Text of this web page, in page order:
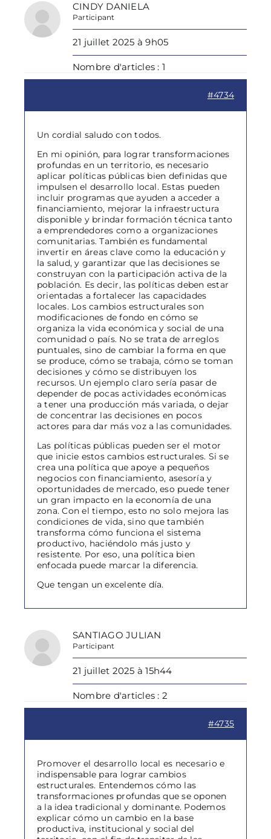
CINDY DANIELA
Participant
21 juillet 2025 à 9h05
Nombre d'articles : 1
#4734
Un cordial saludo con todos.
En mi opinión, para lograr transformaciones
profundas en un territorio, es necesario
aplicar políticas públicas bien definidas que
impulsen el desarrollo local. Estas pueden
incluir programas que ayuden a acceder a
financiamiento, mejorar la infraestructura
disponible y brindar formación técnica tanto
a emprendedores como a organizaciones
comunitarias. También es fundamental
invertir en áreas clave como la educación y
la salud, y garantizar que las decisiones se
construyan con la participación activa de la
población. Es decir, las políticas deben estar
orientadas a fortalecer las capacidades
locales. Los cambios estructurales son
modificaciones de fondo en cómo se
organiza la vida económica y social de una
comunidad o país. No se trata de arreglos
puntuales, sino de cambiar la forma en que
se produce, cómo se trabaja, cómo se toman
decisiones y cómo se distribuyen los
recursos. Un ejemplo claro sería pasar de
depender de pocas actividades económicas
a tener una producción más variada, o dejar
de concentrar las decisiones en pocos
actores para dar más voz a las comunidades.
Las políticas públicas pueden ser el motor
que inicie estos cambios estructurales. Si se
crea una política que apoye a pequeños
negocios con financiamiento, asesoría y
oportunidades de mercado, eso puede tener
un gran impacto en la economía de una
zona. Con el tiempo, esto no solo mejora las
condiciones de vida, sino que también
transforma cómo funciona el sistema
productivo, haciéndolo más justo y
resistente. Por eso, una política bien
enfocada puede marcar la diferencia.
Que tengan un excelente día.
SANTIAGO JULIAN
Participant
21 juillet 2025 à 15h44
Nombre d'articles : 2
#4735
Promover el desarrollo local es necesario e
indispensable para lograr cambios
estructurales. Entendemos cómo las
transformaciones profundas que se oponen
a la idea tradicional y dominante. Podemos
explicar cómo un cambio en la base
productiva, institucional y social del